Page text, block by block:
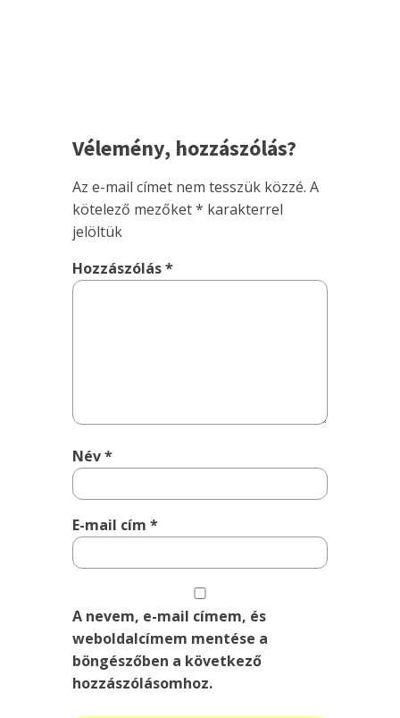
Vélemény, hozzászólás?
Az e-mail címet nem tesszük közzé. A
kötelező mezőket* karakterrel
jelöltük
Hozzászólás*
Név*
E-mail cím*
A nevem, e-mail címem, és
weboldalcímem mentése a
böngészőben a következő
hozzászólásomhoz.